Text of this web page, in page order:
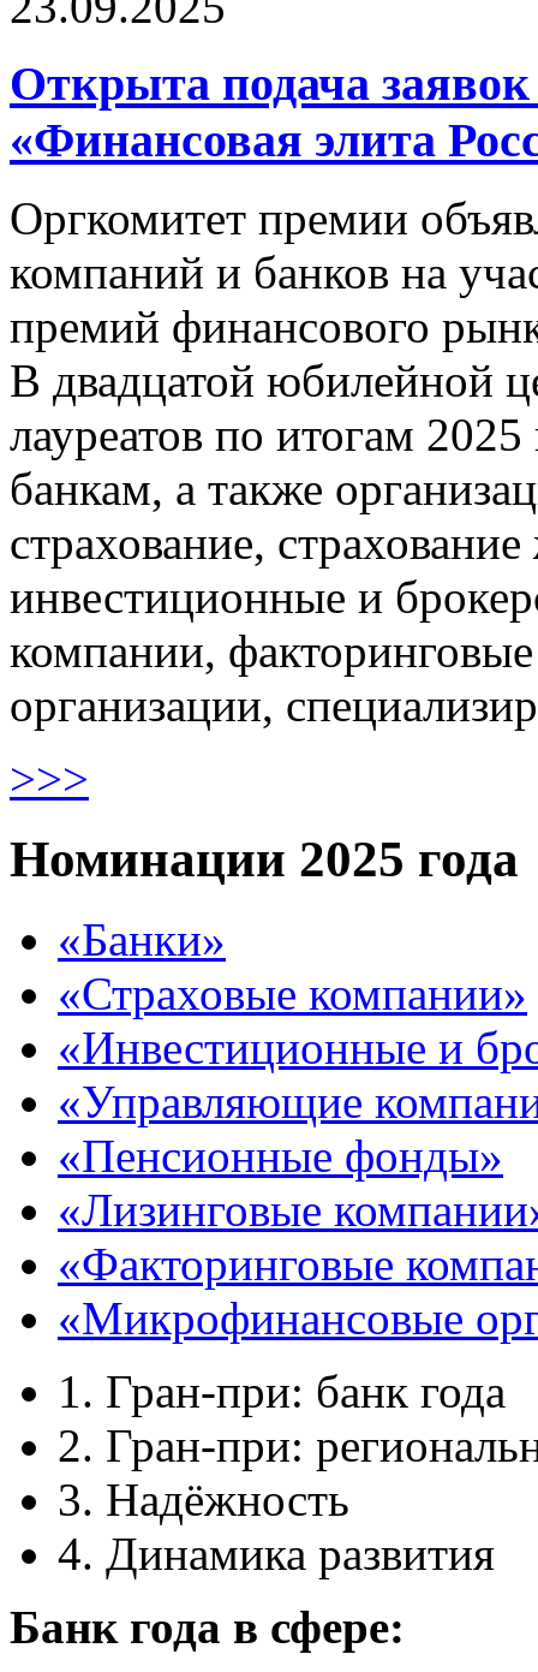
Открыта подача
«Финансовая элита
Оргкомитет премии
компаний и банков на
премий финансового
В двадцатой юбилейной
лауреатов по итогам
банкам, а также
страхование,
инвестиционные и
компании,
организации,
>>>
Номинации 2025 года
«Банки»
«Страховые компании»
«Инвестиционные и
«Управляющие
«Пенсионные фонды»
«Лизинговые
«Факторинговые
«Микрофинансовые
1. Гран-при: банк года
2. Гран-при:
3. Надёжность
4. Динамика развития
Банк года в сфере: